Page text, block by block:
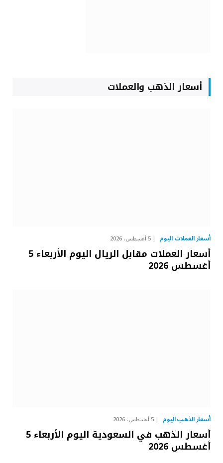
أسعار الذهب والعملات
أسعار العملات اليوم 5 أغسطس، 2026
أسعار العملات مقابل الريال اليوم الأربعاء 5
أغسطس 2026
أسعار الذهب اليوم 5 أغسطس، 2026
أسعار الذهب في السعودية اليوم الأربعاء 5
أغسطس 2026